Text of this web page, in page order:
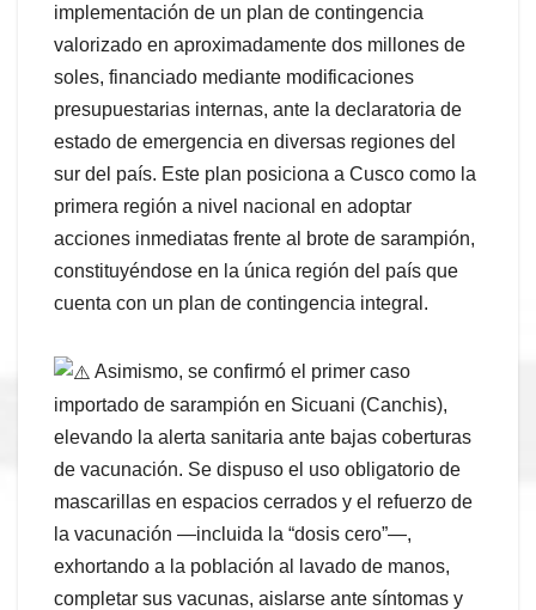
implementación de un plan de contingencia
valorizado en aproximadamente dos millones de
soles, financiado mediante modificaciones
presupuestarias internas, ante la declaratoria de
estado de emergencia en diversas regiones del
sur del país. Este plan posiciona a Cusco como la
primera región a nivel nacional en adoptar
acciones inmediatas frente al brote de sarampión,
constituyéndose en la única región del país que
cuenta con un plan de contingencia integral.
Asimismo, se confirmó el primer caso
importado de sarampión en Sicuani (Canchis),
elevando la alerta sanitaria ante bajas coberturas
de vacunación. Se dispuso el uso obligatorio de
mascarillas en espacios cerrados y el refuerzo de
la vacunación —incluida la “dosis cero”—,
exhortando a la población al lavado de manos,
completar sus vacunas, aislarse ante síntomas y